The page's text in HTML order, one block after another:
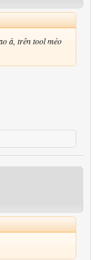
á, trên tool méo